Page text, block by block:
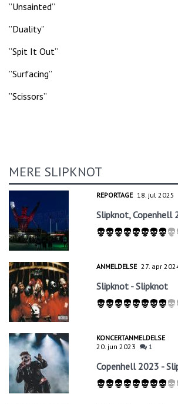
”Unsainted”
”Duality”
”Spit It Out”
”Surfacing”
”Scissors”
MERE SLIPKNOT
REPORTAGE 18. jul 2025
Slipknot, Copenhell
ANMELDELSE 27. apr
Slipknot - Slipknot
KONCERTANMELDELSE
20. jun 2023
1
Copenhell 2023 -